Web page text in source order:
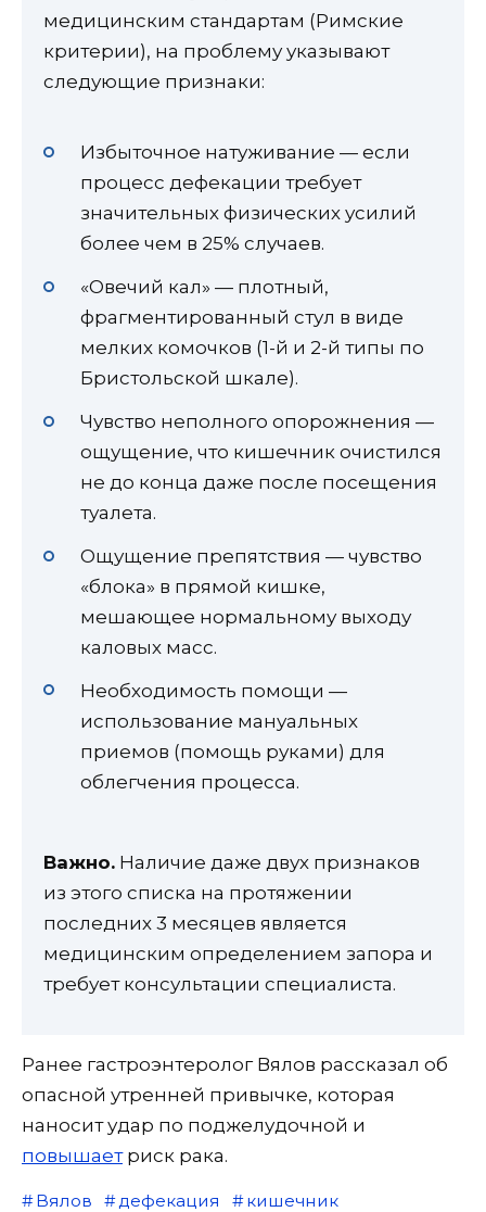
медицинским стандартам (Римские
критерии), на проблему указывают
следующие признаки:
Избыточное натуживание — если
процесс дефекации требует
значительных физических усилий
более чем в 25% случаев.
«Овечий кал» — плотный,
фрагментированный стул в виде
мелких комочков (1-й и 2-й типы по
Бристольской шкале).
Чувство неполного опорожнения —
ощущение, что кишечник очистился
не до конца даже после посещения
туалета.
Ощущение препятствия — чувство
«блока» в прямой кишке,
мешающее нормальному выходу
каловых масс.
Необходимость помощи —
использование мануальных
приемов (помощь руками) для
облегчения процесса.
Важно. Наличие даже двух признаков
из этого списка на протяжении
последних 3 месяцев является
медицинским определением запора и
требует консультации специалиста.
Ранее гастроэнтеролог Вялов рассказал об
опасной утренней привычке, которая
наносит удар по поджелудочной и
повышаетриск рака.
Вялов дефекация
кишечник